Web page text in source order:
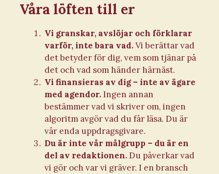
Våra löften till er
Vi granskar, avslöjar och förklarar
varför, inte bara vad.Vi berättar vad
det betyder för dig, vem som tjänar på
det och vad som händer härnäst.
Vi finansieras av dig – inte av ägare
med agendor.Ingen annan
bestämmer vad vi skriver om, ingen
algoritm avgör vad du får läsa. Du är
vår enda uppdragsgivare.
Du är inte vår målgrupp – du är en
del av redaktionen.Du påverkar vad
vi gör och var vi gräver. I en bransch